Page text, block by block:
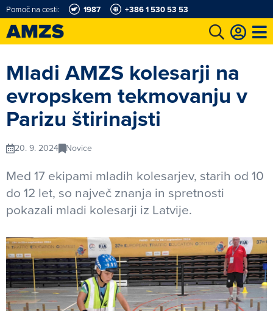
Pomoč na cesti: 1987 +386 1 530 53 53
Mladi AMZS kolesarji na
evropskem tekmovanju v
Parizu štirinajsti
20. 9. 2024 Novice
Med 17 ekipami mladih kolesarjev, starih od 10
do 12 let, so največ znanja in spretnosti
pokazali mladi kolesarji iz Latvije.